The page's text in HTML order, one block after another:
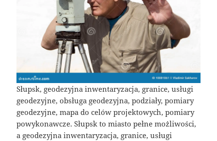
Słupsk, geodezyjna inwentaryzacja, granice, usługi
geodezyjne, obsługa geodezyjna, podziały, pomiary
geodezyjne, mapa do celów projektowych, pomiary
powykonawcze. Słupsk to miasto pełne możliwości,
a geodezyjna inwentaryzacja, granice, usługi